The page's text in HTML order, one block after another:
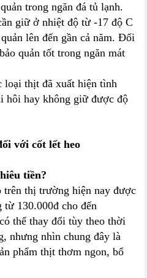
trong ngăn đá tủ lạnh.
giữ ở nhiệt độ từ -17 độ C
lên đến gần cả năm. Đối
quản tốt trong ngăn mát
loại thịt đã xuất hiện tình
hôi hay không giữ được độ
với cốt lết heo
tiền?
trên thị trường hiện nay được
từ 130.000đ cho đến
thể thay đổi tùy theo thời
nhưng nhìn chung đây là
phẩm thịt thơm ngon, bổ